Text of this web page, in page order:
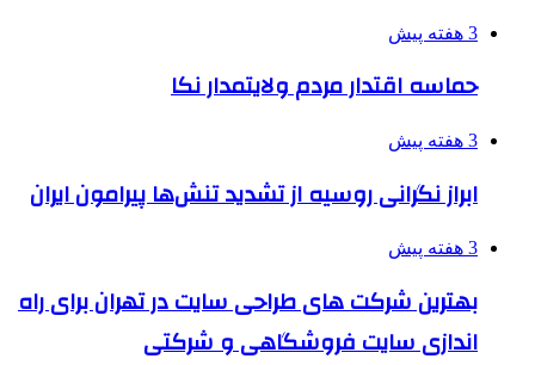
3 هفته پیش
حماسه اقتدار مردم ولایتمدار نکا
3 هفته پیش
ابراز نگرانی روسیه از تشدید تنش‌ها پیرامون ایران
3 هفته پیش
بهترین شرکت های طراحی سایت در تهران برای راه
اندازی سایت فروشگاهی و شرکتی